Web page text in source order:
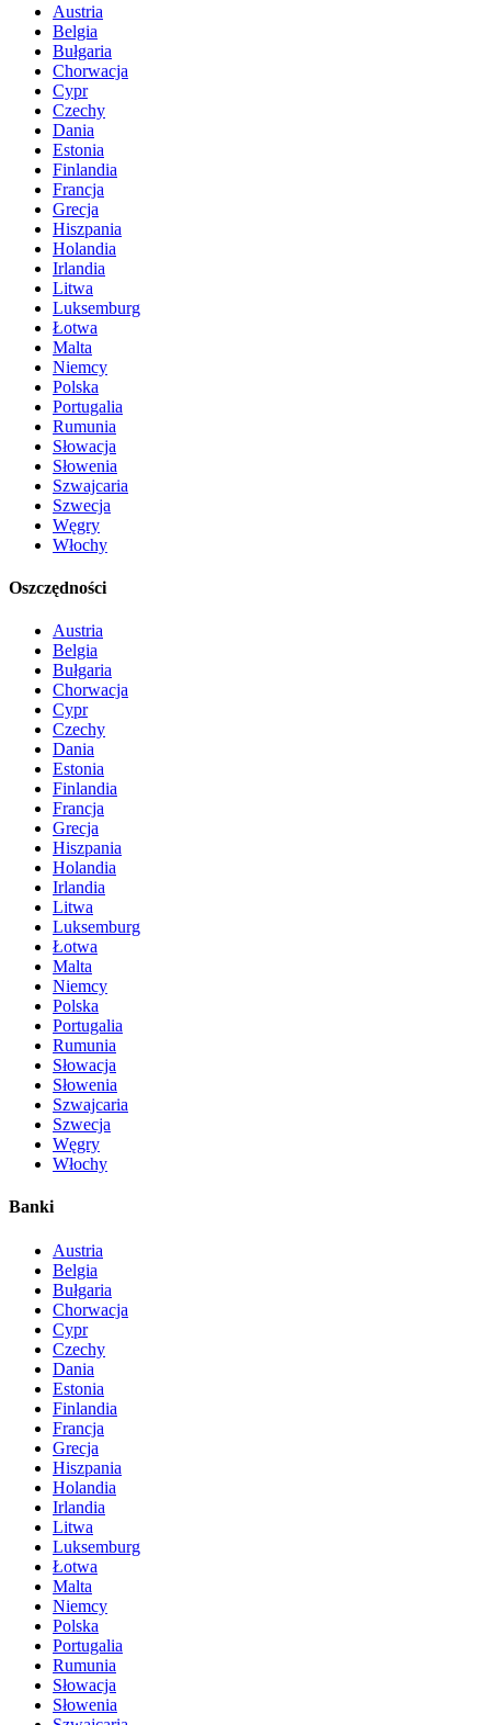
Austria
Belgia
Bułgaria
Chorwacja
Cypr
Czechy
Dania
Estonia
Finlandia
Francja
Grecja
Hiszpania
Holandia
Irlandia
Litwa
Luksemburg
Łotwa
Malta
Niemcy
Polska
Portugalia
Rumunia
Słowacja
Słowenia
Szwajcaria
Szwecja
Węgry
Włochy
Oszczędności
Austria
Belgia
Bułgaria
Chorwacja
Cypr
Czechy
Dania
Estonia
Finlandia
Francja
Grecja
Hiszpania
Holandia
Irlandia
Litwa
Luksemburg
Łotwa
Malta
Niemcy
Polska
Portugalia
Rumunia
Słowacja
Słowenia
Szwajcaria
Szwecja
Węgry
Włochy
Banki
Austria
Belgia
Bułgaria
Chorwacja
Cypr
Czechy
Dania
Estonia
Finlandia
Francja
Grecja
Hiszpania
Holandia
Irlandia
Litwa
Luksemburg
Łotwa
Malta
Niemcy
Polska
Portugalia
Rumunia
Słowacja
Słowenia